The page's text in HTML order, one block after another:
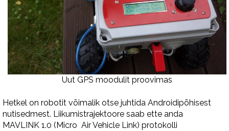
Uut GPS moodulit proovimas
Hetkel on robotit võimalik otse juhtida Androidipõhisest
nutisedmest. Liikumistrajektoore saab ette anda
MAVLINK 1.0 (Micro Air Vehicle Link) protokolli